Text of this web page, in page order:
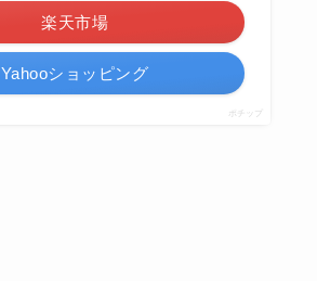
楽天市場
Yahooショッピング
ポチップ